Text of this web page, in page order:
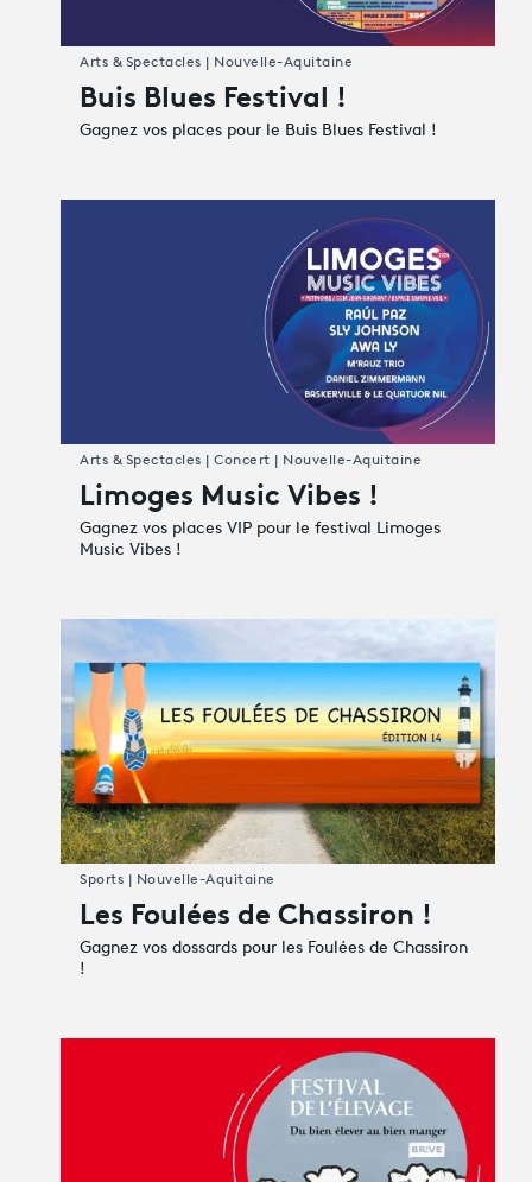
Buis Blues Festival !
Gagnez vos places pour le Buis Blues Festival !
Arts & Spectacles | Nouvelle-Aquitaine
Limoges Music Vibes !
Gagnez vos places VIP pour le festival Limoges
Music Vibes !
Arts & Spectacles | Concert | Nouvelle-Aquitaine
Les Foulées de Chassiron !
Gagnez vos dossards pour les Foulées de Chassiron
!
Sports | Nouvelle-Aquitaine